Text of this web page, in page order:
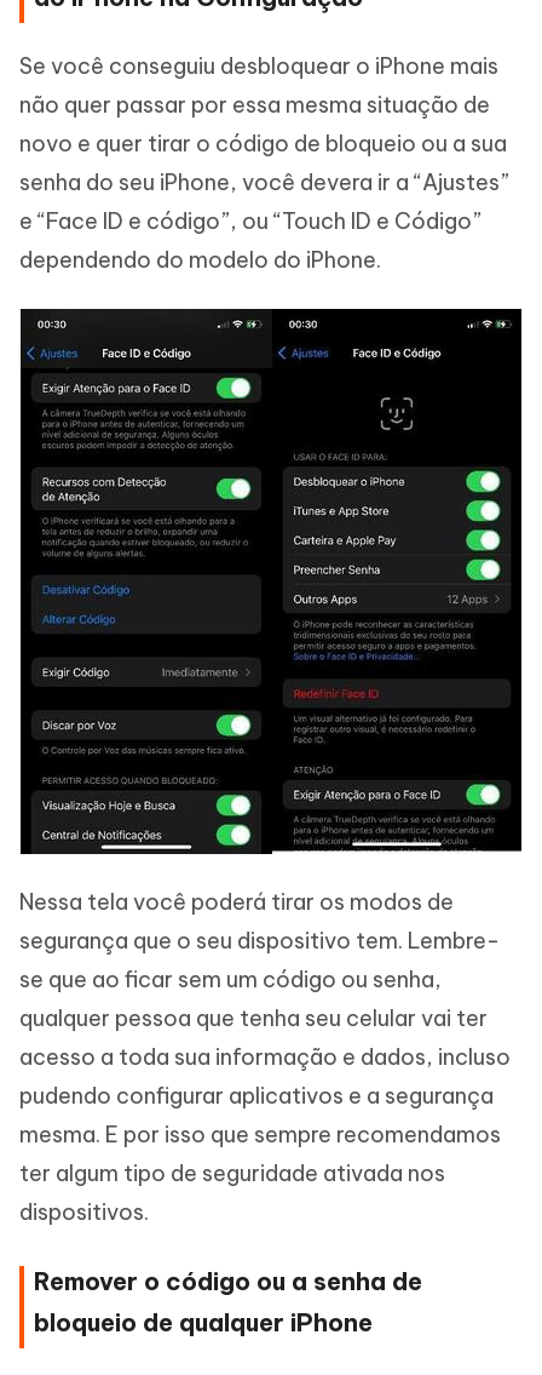
Se você conseguiu desbloquear o iPhone mais
não quer passar por essa mesma situação de
novo e quer tirar o código de bloqueio ou a sua
senha do seu iPhone, você devera ir a “Ajustes”
e “Face ID e código”, ou “Touch ID e Código”
dependendo do modelo do iPhone.
Nessa tela você poderá tirar os modos de
segurança que o seu dispositivo tem. Lembre-
se que ao ficar sem um código ou senha,
qualquer pessoa que tenha seu celular vai ter
acesso a toda sua informação e dados, incluso
pudendo configurar aplicativos e a segurança
mesma. E por isso que sempre recomendamos
ter algum tipo de seguridade ativada nos
dispositivos.
Remover o código ou a senha de
bloqueio de qualquer iPhone